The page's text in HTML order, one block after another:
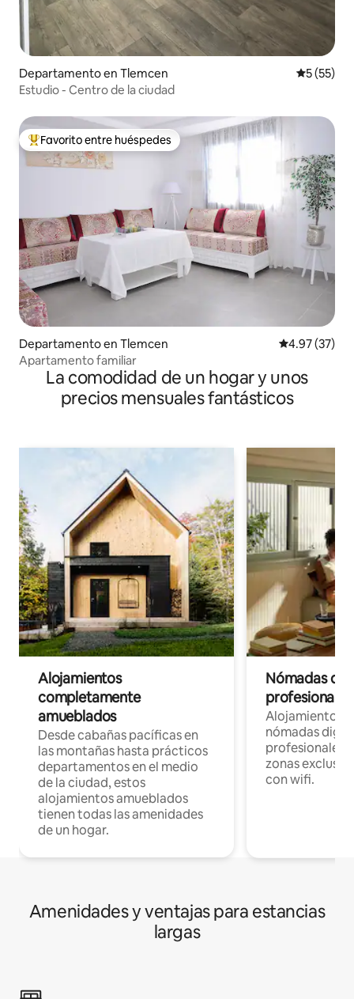
Departamento en Tlemcen
5 (55)
Estudio - Centro de la ciudad
De los mejores en Favorito entre huéspedes
Favorito entre huéspedes
Departamento en Tlemcen Calificación
4.97 (37)
Apartamento familiar
La comodidad de un hogar y unos
precios mensuales fantásticos
Alojamientos
completamente
amueblados
Desde cabañas pacíficas en
las montañas hasta prácticos
departamentos en el medio
de la ciudad, estos
alojamientos amueblados
tienen todas las amenidades
de un hogar.
Nómadas
Alojamientos
nómadas
profesionales
zonas
con wifi.
Amenidades y ventajas para estancias
largas